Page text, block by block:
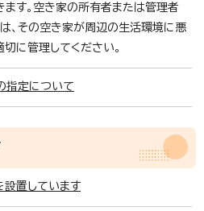
す。空き家の所有者または管理者
は、その空き家が周辺の生活環境に悪
に管理してください。
指定について
設置しています